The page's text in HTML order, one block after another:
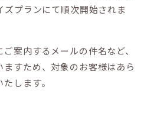
プランにて順次開始されま
案内するメールの件名など、
すため、対象のお客様はあら
します。